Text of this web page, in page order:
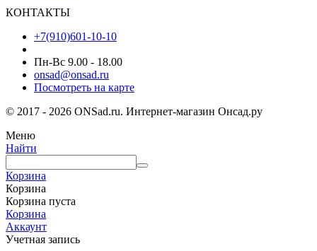
КОНТАКТЫ
+7(910)601-10-10
Пн-Вс 9.00 - 18.00
onsad@onsad.ru
Посмотреть на карте
© 2017 - 2026 ONSad.ru. Интернет-магазин Онсад.ру
Меню
Найти
Корзина
Корзина
Корзина пуста
Корзина
Аккаунт
Учетная запись